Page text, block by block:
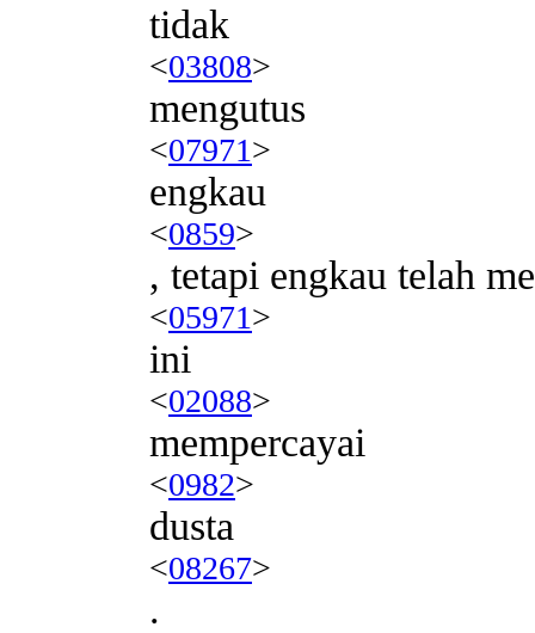
tidak
<03808>
mengutus
<07971>
engkau
<0859>
, tetapi engkau telah
<05971>
ini
<02088>
mempercayai
<0982>
dusta
<08267>
.